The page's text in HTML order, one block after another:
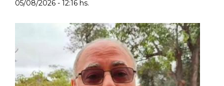
05/08/2026 - 12:16 hs.